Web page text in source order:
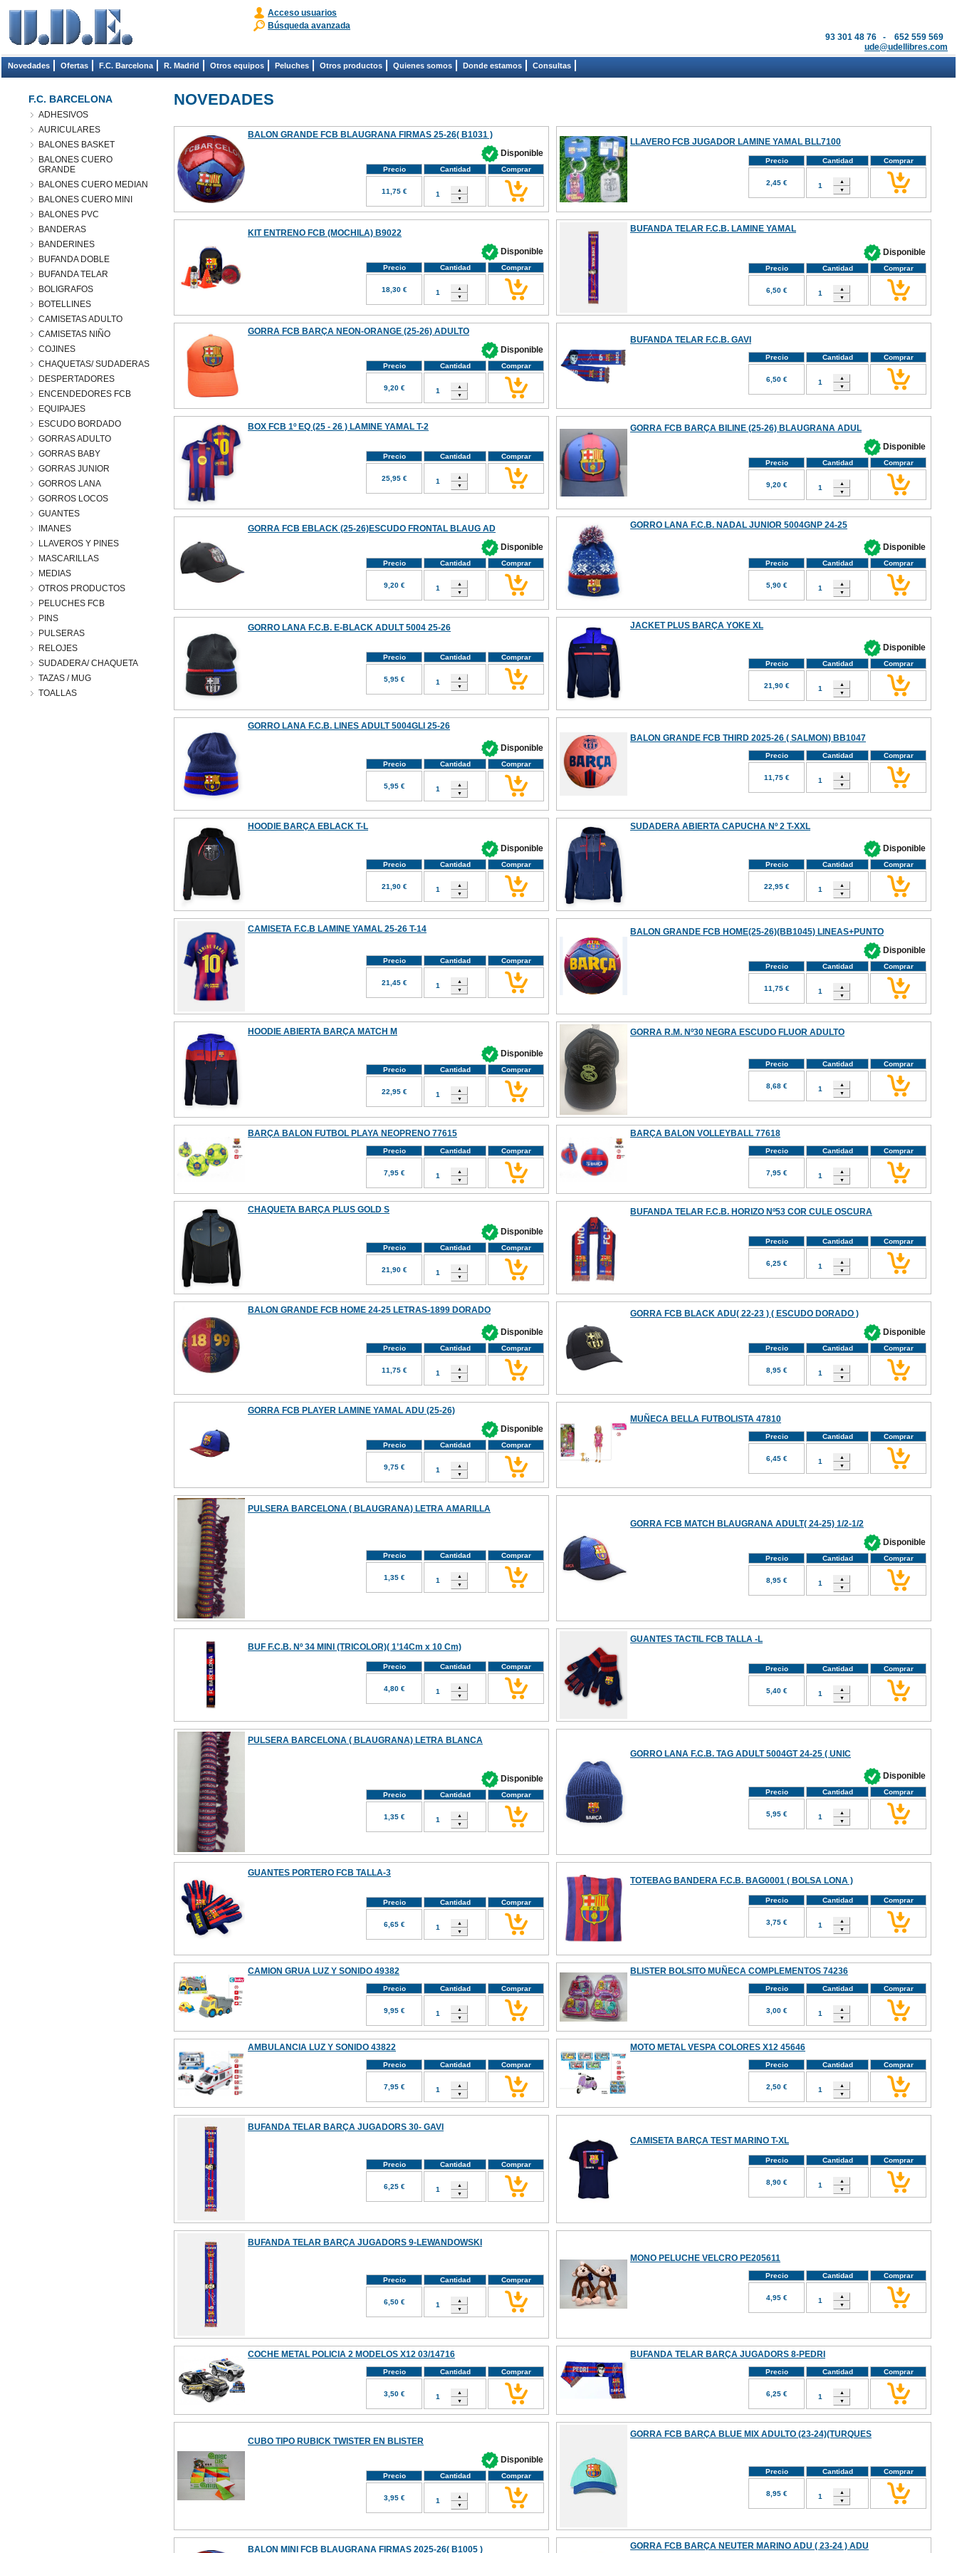
Acceso usuarios
Búsqueda avanzada
93 301 48 76 - 652 559 569
ude@udellibres.com
Novedades Ofertas F.C. Barcelona R. Madrid Otros equipos Peluches Otros productos Quienes somos Donde estamos Consultas
F.C. BARCELONA
ADHESIVOS
AURICULARES
BALONES BASKET
BALONES CUERO
GRANDE
BALONES CUERO MEDIAN
BALONES CUERO MINI
BALONES PVC
BANDERAS
BANDERINES
BUFANDA DOBLE
BUFANDA TELAR
BOLIGRAFOS
BOTELLINES
CAMISETAS ADULTO
CAMISETAS NIÑO
COJINES
CHAQUETAS/ SUDADERAS
DESPERTADORES
ENCENDEDORES FCB
EQUIPAJES
ESCUDO BORDADO
GORRAS ADULTO
GORRAS BABY
GORRAS JUNIOR
GORROS LANA
GORROS LOCOS
GUANTES
IMANES
LLAVEROS Y PINES
MASCARILLAS
MEDIAS
OTROS PRODUCTOS
PELUCHES FCB
PINS
PULSERAS
RELOJES
SUDADERA/ CHAQUETA
TAZAS / MUG
TOALLAS
NOVEDADES
BALON GRANDE FCB BLAUGRANA FIRMAS 25-26( B1031 )
Disponible
Precio Cantidad Comprar
11,75 €
LLAVERO FCB JUGADOR LAMINE YAMAL BLL7100
Precio Cantidad Comprar
2,45 €
KIT ENTRENO FCB (MOCHILA) B9022
Disponible
Precio Cantidad Comprar
18,30 €
BUFANDA TELAR F.C.B. LAMINE YAMAL
Disponible
Precio Cantidad Comprar
6,50 €
GORRA FCB BARÇA NEON-ORANGE (25-26) ADULTO
Disponible
Precio Cantidad Comprar
9,20 €
BUFANDA TELAR F.C.B. GAVI
Precio Cantidad Comprar
6,50 €
BOX FCB 1º EQ (25 - 26 ) LAMINE YAMAL T-2
Precio Cantidad Comprar
25,95 €
GORRA FCB BARÇA BILINE (25-26) BLAUGRANA ADUL
Disponible
Precio Cantidad Comprar
9,20 €
GORRA FCB EBLACK (25-26)ESCUDO FRONTAL BLAUG AD
Disponible
Precio Cantidad Comprar
9,20 €
GORRO LANA F.C.B. NADAL JUNIOR 5004GNP 24-25
Disponible
Precio Cantidad Comprar
5,90 €
GORRO LANA F.C.B. E-BLACK ADULT 5004 25-26
Precio Cantidad Comprar
5,95 €
JACKET PLUS BARÇA YOKE XL
Disponible
Precio Cantidad Comprar
21,90 €
GORRO LANA F.C.B. LINES ADULT 5004GLI 25-26
Disponible
Precio Cantidad Comprar
5,95 €
BALON GRANDE FCB THIRD 2025-26 ( SALMON) BB1047
Precio Cantidad Comprar
11,75 €
HOODIE BARÇA EBLACK T-L
Disponible
Precio Cantidad Comprar
21,90 €
SUDADERA ABIERTA CAPUCHA Nº 2 T-XXL
Disponible
Precio Cantidad Comprar
22,95 €
CAMISETA F.C.B LAMINE YAMAL 25-26 T-14
Precio Cantidad Comprar
21,45 €
BALON GRANDE FCB HOME(25-26)(BB1045) LINEAS+PUNTO
Disponible
Precio Cantidad Comprar
11,75 €
HOODIE ABIERTA BARÇA MATCH M
Disponible
Precio Cantidad Comprar
22,95 €
GORRA R.M. Nº30 NEGRA ESCUDO FLUOR ADULTO
Precio Cantidad Comprar
8,68 €
BARÇA BALON FUTBOL PLAYA NEOPRENO 77615
Precio Cantidad Comprar
7,95 €
BARÇA BALON VOLLEYBALL 77618
Precio Cantidad Comprar
7,95 €
CHAQUETA BARÇA PLUS GOLD S
Disponible
Precio Cantidad Comprar
21,90 €
BUFANDA TELAR F.C.B. HORIZO Nº53 COR CULE OSCURA
Precio Cantidad Comprar
6,25 €
BALON GRANDE FCB HOME 24-25 LETRAS-1899 DORADO
Disponible
Precio Cantidad Comprar
11,75 €
GORRA FCB BLACK ADU( 22-23 ) ( ESCUDO DORADO )
Disponible
Precio Cantidad Comprar
8,95 €
GORRA FCB PLAYER LAMINE YAMAL ADU (25-26)
Disponible
Precio Cantidad Comprar
9,75 €
MUÑECA BELLA FUTBOLISTA 47810
Precio Cantidad Comprar
6,45 €
PULSERA BARCELONA ( BLAUGRANA) LETRA AMARILLA
Precio Cantidad Comprar
1,35 €
GORRA FCB MATCH BLAUGRANA ADULT( 24-25) 1/2-1/2
Disponible
Precio Cantidad Comprar
8,95 €
BUF F.C.B. Nº 34 MINI (TRICOLOR)( 1’14Cm x 10 Cm)
Precio Cantidad Comprar
4,80 €
GUANTES TACTIL FCB TALLA -L
Precio Cantidad Comprar
5,40 €
PULSERA BARCELONA ( BLAUGRANA) LETRA BLANCA
Disponible
Precio Cantidad Comprar
1,35 €
GORRO LANA F.C.B. TAG ADULT 5004GT 24-25 ( UNIC
Disponible
Precio Cantidad Comprar
5,95 €
GUANTES PORTERO FCB TALLA-3
Precio Cantidad Comprar
6,65 €
TOTEBAG BANDERA F.C.B. BAG0001 ( BOLSA LONA )
Precio Cantidad Comprar
3,75 €
CAMION GRUA LUZ Y SONIDO 49382
Precio Cantidad Comprar
9,95 €
BLISTER BOLSITO MUÑECA COMPLEMENTOS 74236
Precio Cantidad Comprar
3,00 €
AMBULANCIA LUZ Y SONIDO 43822
Precio Cantidad Comprar
7,95 €
MOTO METAL VESPA COLORES X12 45646
Precio Cantidad Comprar
2,50 €
BUFANDA TELAR BARÇA JUGADORS 30- GAVI
Precio Cantidad Comprar
6,25 €
CAMISETA BARÇA TEST MARINO T-XL
Precio Cantidad Comprar
8,90 €
BUFANDA TELAR BARÇA JUGADORS 9-LEWANDOWSKI
Precio Cantidad Comprar
6,50 €
MONO PELUCHE VELCRO PE205611
Precio Cantidad Comprar
4,95 €
COCHE METAL POLICIA 2 MODELOS X12 03/14716
Precio Cantidad Comprar
3,50 €
BUFANDA TELAR BARÇA JUGADORS 8-PEDRI
Precio Cantidad Comprar
6,25 €
CUBO TIPO RUBICK TWISTER EN BLISTER
Disponible
Precio Cantidad Comprar
3,95 €
GORRA FCB BARÇA BLUE MIX ADULTO (23-24)(TURQUES
Precio Cantidad Comprar
8,95 €
BALON MINI FCB BLAUGRANA FIRMAS 2025-26( B1005 ) GORRA FCB BARÇA NEUTER MARINO ADU ( 23-24 ) ADU